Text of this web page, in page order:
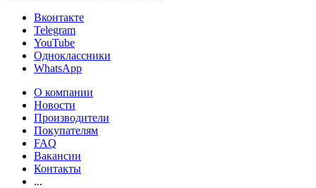
Вконтакте
Telegram
YouTube
Одноклассники
WhatsApp
О компании
Новости
Производители
Покупателям
FAQ
Вакансии
Контакты
...